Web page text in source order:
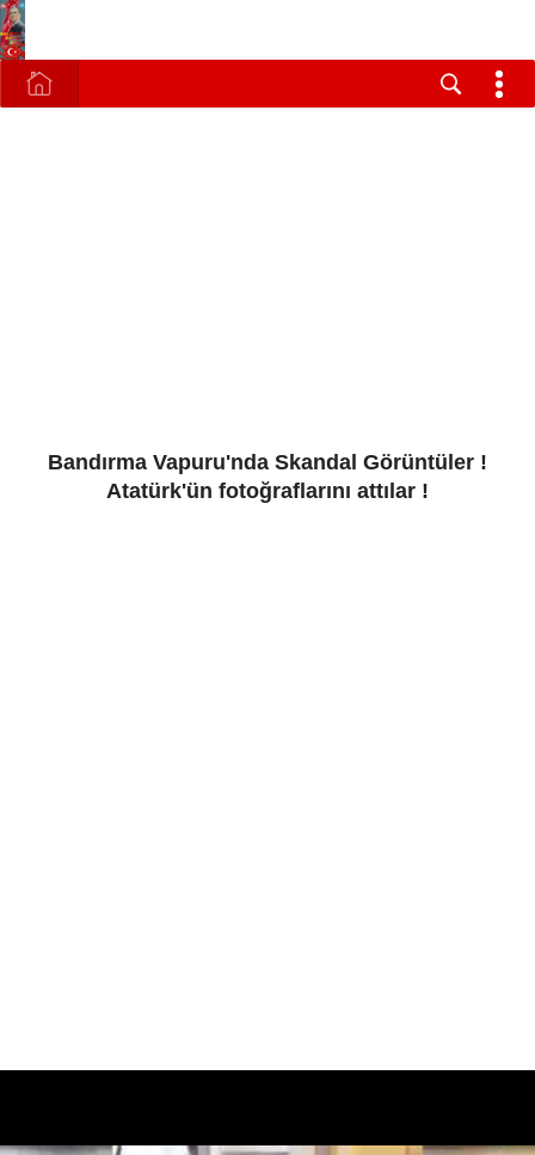
Bandırma Vapuru'nda Skandal Görüntüler !
Atatürk'ün fotoğraflarını attılar !